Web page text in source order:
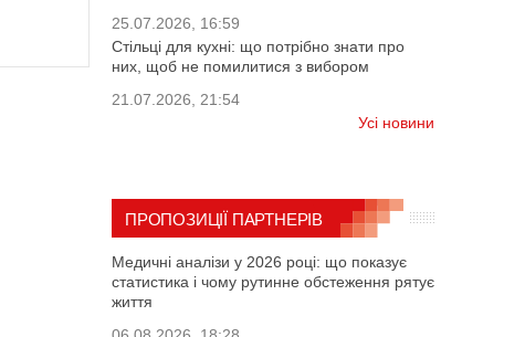
25.07.2026, 16:59
Стільці для кухні: що потрібно знати про
них, щоб не помилитися з вибором
21.07.2026, 21:54
Усі новини
ПРОПОЗИЦІЇ ПАРТНЕРІВ
Медичні аналізи у 2026 році: що показує
статистика і чому рутинне обстеження рятує
життя